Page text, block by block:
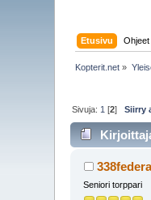
Etusivu Ohjeet
Kopterit.net »
Sivuja: 1 [2]Siirry
Seniori torppari